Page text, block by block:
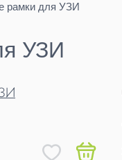
рамки для УЗИ
УЗИ